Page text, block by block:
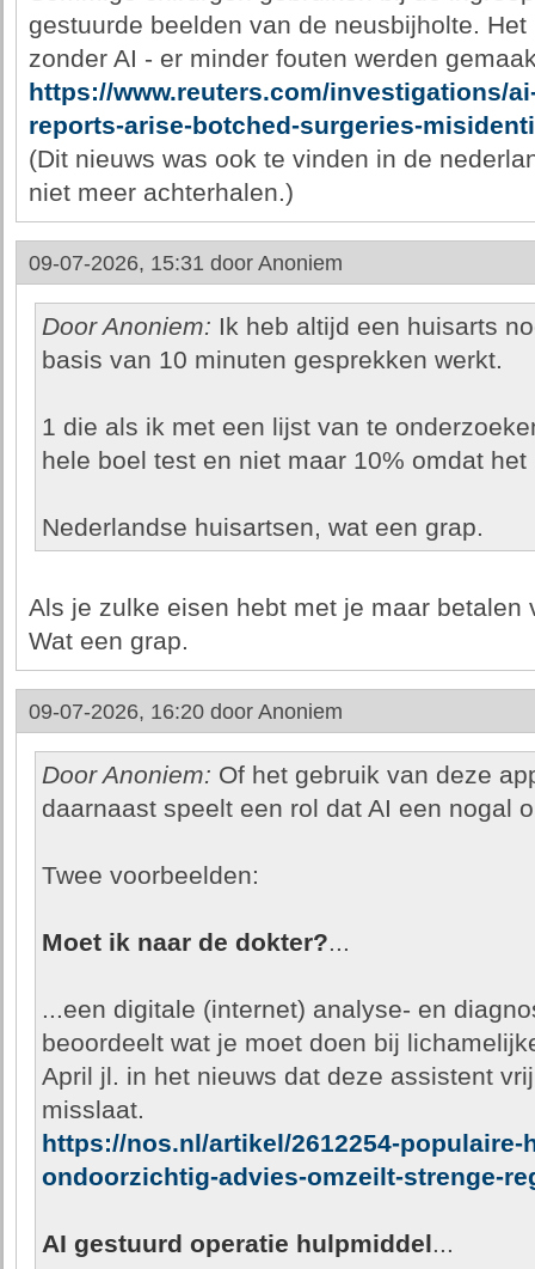
gestuurde beelden van de neusbijholte.
zonder AI - er minder fouten werden
https://www.reuters.com/investigations/
reports-arise-botched-surgeries-
(Dit nieuws was ook te vinden in de
niet meer achterhalen.)
09-07-2026, 15:31 door Anoniem
Door Anoniem: Ik heb altijd een huisarts
basis van 10 minuten gesprekken werkt.
1 die als ik met een lijst van te
hele boel test en niet maar 10% omdat
Nederlandse huisartsen, wat een grap.
Als je zulke eisen hebt met je maar betalen
Wat een grap.
09-07-2026, 16:20 door Anoniem
Door Anoniem: Of het gebruik van deze
daarnaast speelt een rol dat AI een nogal
Twee voorbeelden:
Moet ik naar de dokter?...
...een digitale (internet) analyse- en
beoordeelt wat je moet doen bij
April jl. in het nieuws dat deze assistent
misslaat.
https://nos.nl/artikel/2612254-
ondoorzichtig-advies-omzeilt-strenge-
AI gestuurd operatie hulpmiddel...